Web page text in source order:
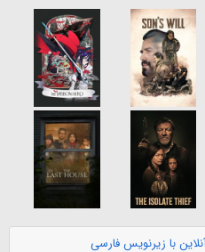
با زیرنویس فارسی